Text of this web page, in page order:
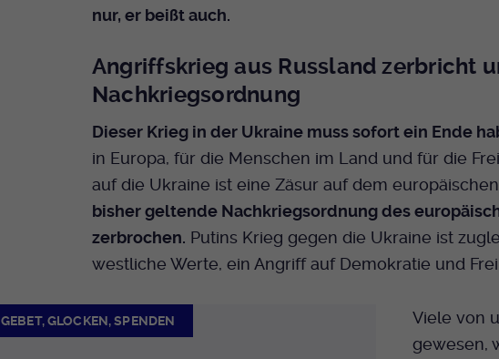
nur, er beißt auch.
Angriffskrieg aus Russland zerbricht
Nachkriegsordnung
Dieser Krieg in der Ukraine muss sofort ein Ende
in Europa, für die Menschen im Land und für die
auf die Ukraine ist eine Zäsur auf dem
bisher geltende Nachkriegsordnung des
zerbrochen. Putins Krieg gegen die Ukraine ist
westliche Werte, ein Angriff auf Demokratie und
GEBET, GLOCKEN, SPENDEN
Viele von
gewesen,
Laufzeit
Zweck
Webseite.
Name cookie_optin-[n]
Anbieter EKHN
Laufzeit
Bei Ausahl nur essentieller
Cookie am Ende der Sitzung
Ansonsten 1 Monat.
Einstellungen. Eine optionale
dem Namen gibt lediglich eine